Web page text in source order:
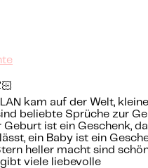
kam auf der Welt,
beliebte Sprüche zur
Geburt ist ein Geschenk,
ein Baby ist ein
heller macht sind
viele liebevolle